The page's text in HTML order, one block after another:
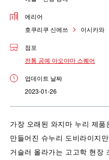
에리어
호쿠리쿠 신에쓰
이시카와
점포
전통 공예 아오야마 스퀘어
업데이트 날짜
2023-01-26
가장 오래된 와지마 누리 제
만들어진 슈누리 도비라이지
거슬러 올라가는 고고학 현장